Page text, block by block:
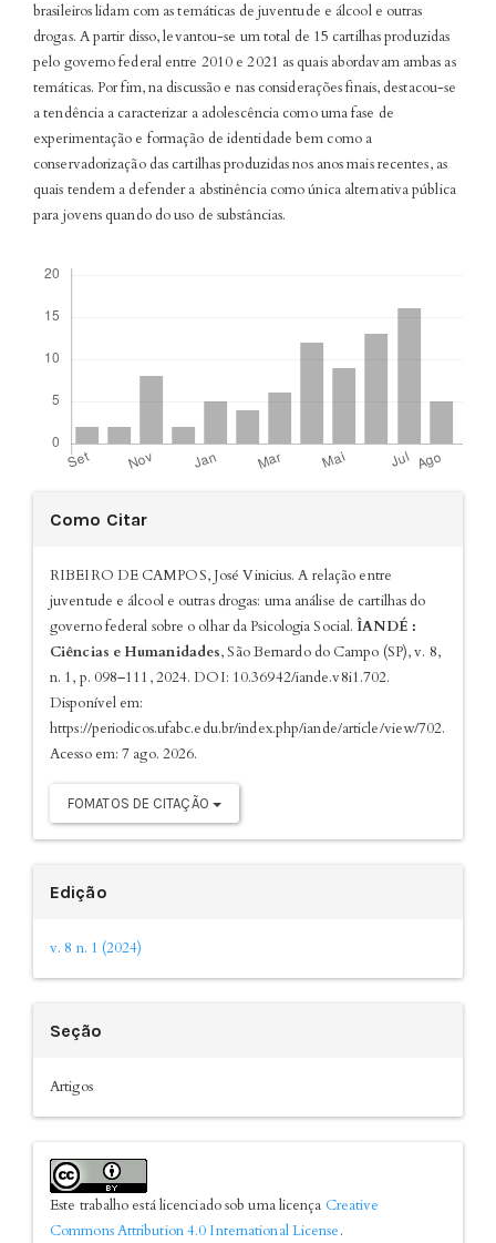
brasileiros lidam com as temáticas de juventude e álcool e outras
drogas. A partir disso, levantou-se um total de 15 cartilhas produzidas
pelo governo federal entre 2010 e 2021 as quais abordavam ambas as
temáticas. Por fim, na discussão e nas considerações finais, destacou-se
a tendência a caracterizar a adolescência como uma fase de
experimentação e formação de identidade bem como a
conservadorização das cartilhas produzidas nos anos mais recentes, as
quais tendem a defender a abstinência como única alternativa pública
para jovens quando do uso de substâncias.
Detalhes
do
artigo
Como Citar
RIBEIRO DE CAMPOS, José Vinicius. A relação entre
juventude e álcool e outras drogas: uma análise de cartilhas do
governo federal sobre o olhar da Psicologia Social. ÎANDÉ :
Ciências e Humanidades, São Bernardo do Campo (SP), v. 8,
n. 1, p. 098–111, 2024. DOI: 10.36942/iande.v8i1.702.
Disponível em:
https://periodicos.ufabc.edu.br/index.php/iande/article/view/702.
Acesso em: 7 ago. 2026.
FOMATOS DE CITAÇÃO
Edição
v. 8 n. 1 (2024)
Seção
Artigos
Este trabalho está licenciado sob uma licença Creative
Commons Attribution 4.0 International License.